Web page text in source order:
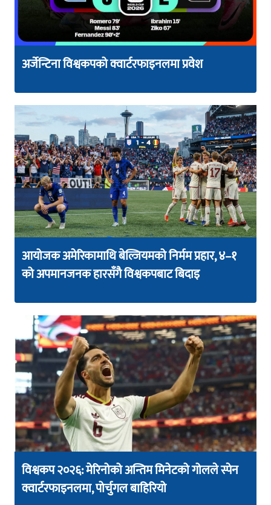
अर्जेन्टिना विश्वकपको क्वार्टरफाइनलमा प्रवेश
आयोजक अमेरिकामाथि बेल्जियमको निर्मम प्रहार, ४–१
को अपमानजनक हारसँगै विश्वकपबाट बिदाइ
विश्वकप २०२६: मेरिनोको अन्तिम मिनेटको गोलले स्पेन
क्वार्टरफाइनलमा, पोर्चुगल बाहिरियो